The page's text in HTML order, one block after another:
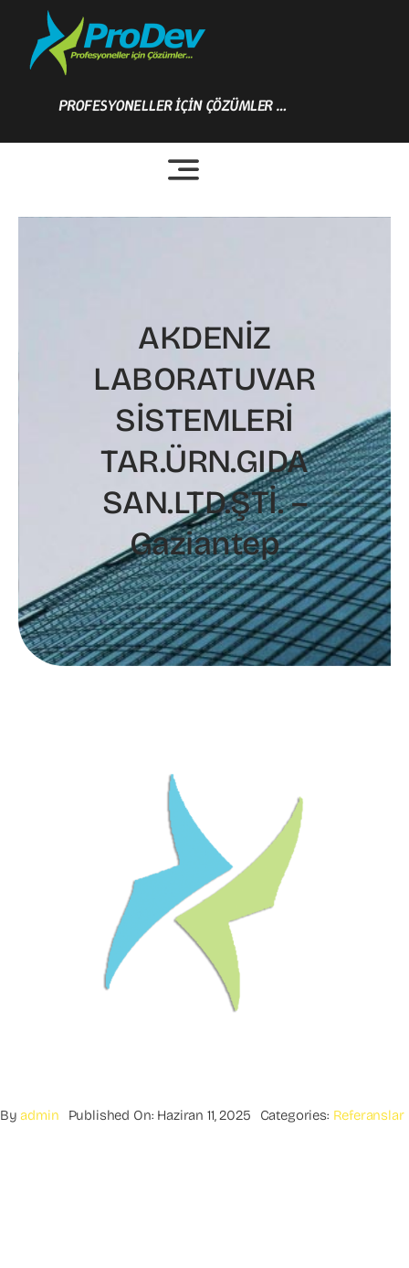
content
PROFESYONELLER İÇİN ÇÖZÜMLER …
AKDENİZ
LABORATUVAR
SİSTEMLERİ
TAR.ÜRN.GIDA
SAN.LTD.ŞTİ. –
Gaziantep
Byadmin Published On: Haziran 11, 2025 Categories: Referanslar